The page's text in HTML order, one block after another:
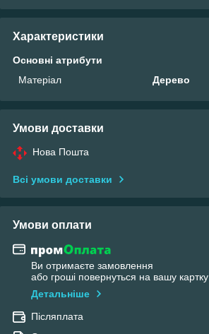
Характеристики
Основні атрибути
Матеріал
Дерево
Умови доставки
Нова Пошта
Всі умови доставки
Умови оплати
Ви отримаєте замовлення
або гроші повернуться на вашу картку
Детальніше
Післяплата